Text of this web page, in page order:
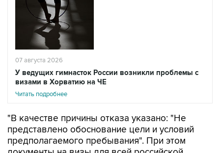
07 августа 2026
У ведущих гимнасток России возникли проблемы с
визами в Хорватию на ЧЕ
Читать подробнее
"В качестве причины отказа указано: "Не
представлено обоснование цели и условий
предполагаемого пребывания". При этом